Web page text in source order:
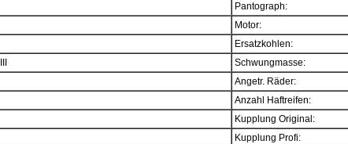
Pantograph:
Motor:
Ersatzkohlen:
Schwungmasse:
Angetr. Räder:
Anzahl Haftreifen:
Kupplung Original:
Kupplung Profi: